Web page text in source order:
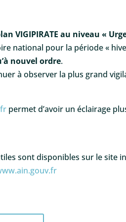
VIGIPIRATE au niveau «
national pour la période «
nouvel ordre.
à observer la plus grand
permet d’avoir unéclairage
sont disponibles sur le site